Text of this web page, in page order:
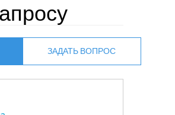
ЗАДАТЬ ВОПРОС